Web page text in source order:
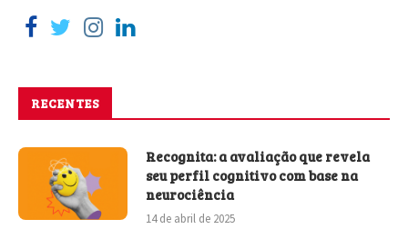
RECENTES
Recognita: a avaliação que revela
seu perfil cognitivo com base na
neurociência
14 de abril de 2025